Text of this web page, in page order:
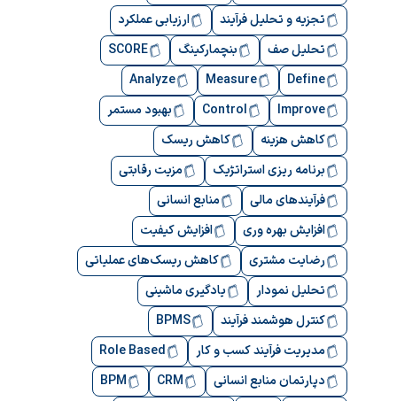
تجزیه و تحلیل فرآیند
ارزیابی عملکرد
تحلیل صف
بنچمارکینگ
SCORE
Define
Measure
Analyze
Improve
Control
بهبود مستمر
کاهش هزینه
کاهش ریسک
برنامه ریزی استراتژیک
مزیت رقابتی
فرآیندهای مالی
منابع انسانی
افزایش بهره وری
افزایش کیفیت
رضایت مشتری
کاهش ریسک‌های عملیاتی
تحلیل نمودار
یادگیری ماشینی
کنترل هوشمند فرآیند
BPMS
مدیریت فرآیند کسب و کار
Role Based
دپارتمان منابع انسانی
CRM
BPM